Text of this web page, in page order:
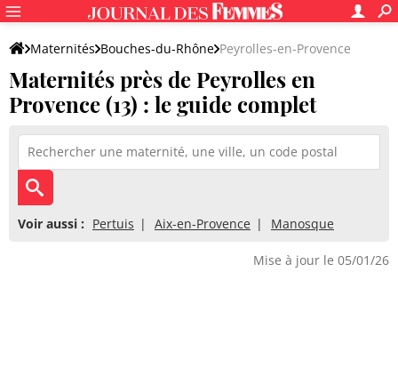
Maternités Bouches-du-Rhône Peyrolles-en-Provence
Maternités près de Peyrolles en
Provence (13) : le guide complet
Voir aussi : Pertuis Aix-en-Provence Manosque
Mise à jour le 05/01/26